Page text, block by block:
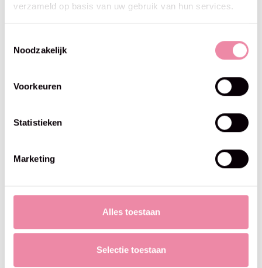
verzameld op basis van uw gebruik van hun services.
Noodzakelijk
Voorkeuren
Statistieken
Marketing
Alles toestaan
Selectie toestaan
Ecopuno - Lana Grossa -206
Ecopuno - Lana Grossa -208